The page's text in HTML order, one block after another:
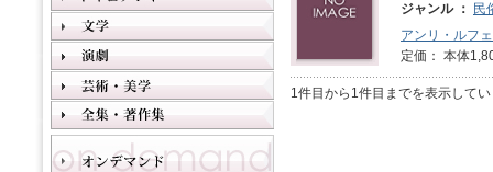
ジャンル ：
民
アンリ・ルフ
定価： 本体
1件目から1件目までを表示して